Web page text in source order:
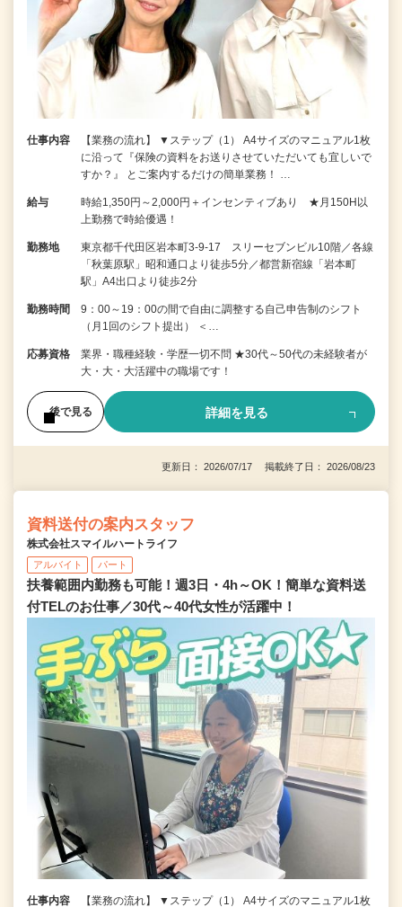
仕事内容
【業務の流れ】 ▼ステップ（1） A4サイズのマニュアル1枚
に沿って『保険の資料をお送りさせていただいても宜しいで
すか？』 とご案内するだけの簡単業務！ …
給与
時給1,350円～2,000円＋インセンティブあり ★月150H以
上勤務で時給優遇！
勤務地
東京都千代田区岩本町3-9-17 スリーセブンビル10階／各線
「秋葉原駅」昭和通口より徒歩5分／都営新宿線「岩本町
駅」A4出口より徒歩2分
勤務時間
9：00～19：00の間で自由に調整する自己申告制のシフト
（月1回のシフト提出） ＜…
応募資格
業界・職種経験・学歴一切不問 ★30代～50代の未経験者が
大・大・大活躍中の職場です！
後で見る 詳細を見る
更新日： 2026/07/17 掲載終了日： 2026/08/23
資料送付の案内スタッフ
株式会社スマイルハートライフ
アルバイト パート
扶養範囲内勤務も可能！週3日・4h～OK！簡単な資料送
付TELのお仕事／30代～40代女性が活躍中！
仕事内容 【業務の流れ】 ▼ステップ（1） A4サイズのマニュアル1枚